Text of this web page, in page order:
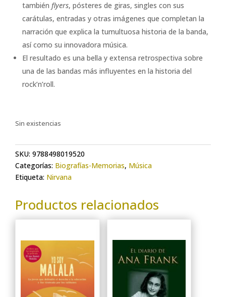
también flyers, pósteres de giras, singles con sus
carátulas, entradas y otras imágenes que completan la
narración que explica la tumultuosa historia de la banda,
así como su innovadora música.
El resultado es una bella y extensa retrospectiva sobre
una de las bandas más influyentes en la historia del
rock’n’roll.
Sin existencias
SKU: 9788498019520
Categorías: Biografías-Memorias, Música
Etiqueta: Nirvana
Productos relacionados